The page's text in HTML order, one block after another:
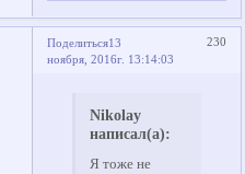
Поделиться 230
13
ноября, 2016г. 13:14:03
Nikolay
написал(а):
Я тоже не